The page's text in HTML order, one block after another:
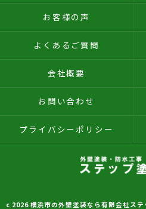
お客様の声
よくあるご質問
会社概要
お問い合わせ
プライバシーポリシー
c 2026 横浜市の外壁塗装なら有限会社ス